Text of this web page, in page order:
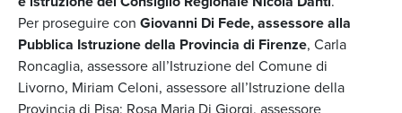
Per proseguire con Giovanni Di Fede, assessore alla
Pubblica Istruzione della Provincia di Firenze, Carla
Roncaglia, assessore all’Istruzione del Comune di
Livorno, Miriam Celoni, assessore all’Istruzione della